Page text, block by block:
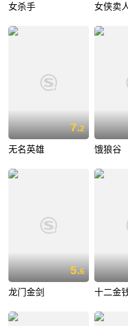
女杀手 女侠卖
7.2
无名英雄 饿狼谷
5.6
龙门金剑 十二金